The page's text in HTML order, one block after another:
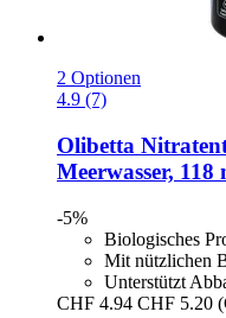
2 Optionen
4.9 (7)
Olibetta
Meerwasser, 118
-5%
Biologisches
Mit nützlichen
Unterstützt
CHF 4.94 CHF 5.20